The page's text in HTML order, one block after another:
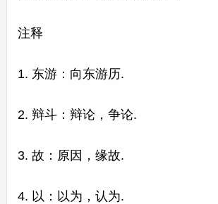
注释
1. 东游：向东游历.
2. 辩斗：辩论，争论.
3. 故：原因，缘故.
4. 以：以为，认为.